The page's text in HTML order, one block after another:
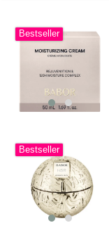
Bestseller
Bestseller